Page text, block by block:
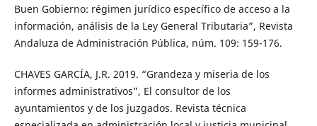
Buen Gobierno: régimen jurídico específico de acceso a la
información, análisis de la Ley General Tributaria”, Revista
Andaluza de Administración Pública, núm. 109: 159-176.
CHAVES GARCÍA, J.R. 2019. “Grandeza y miseria de los
informes administrativos”, El consultor de los
ayuntamientos y de los juzgados. Revista técnica